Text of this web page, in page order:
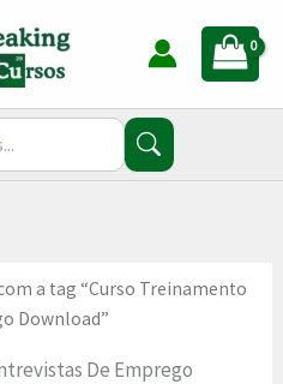
a tag “Curso Treinamento
Download”
De Emprego